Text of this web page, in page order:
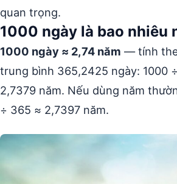
quan trọng.
1000 ngày là bao nhiêu
1000 ngày ≈ 2,74 năm — tính
trung bình 365,2425 ngày: 1000
2,7379 năm. Nếu dùng năm
÷ 365 ≈ 2,7397 năm.